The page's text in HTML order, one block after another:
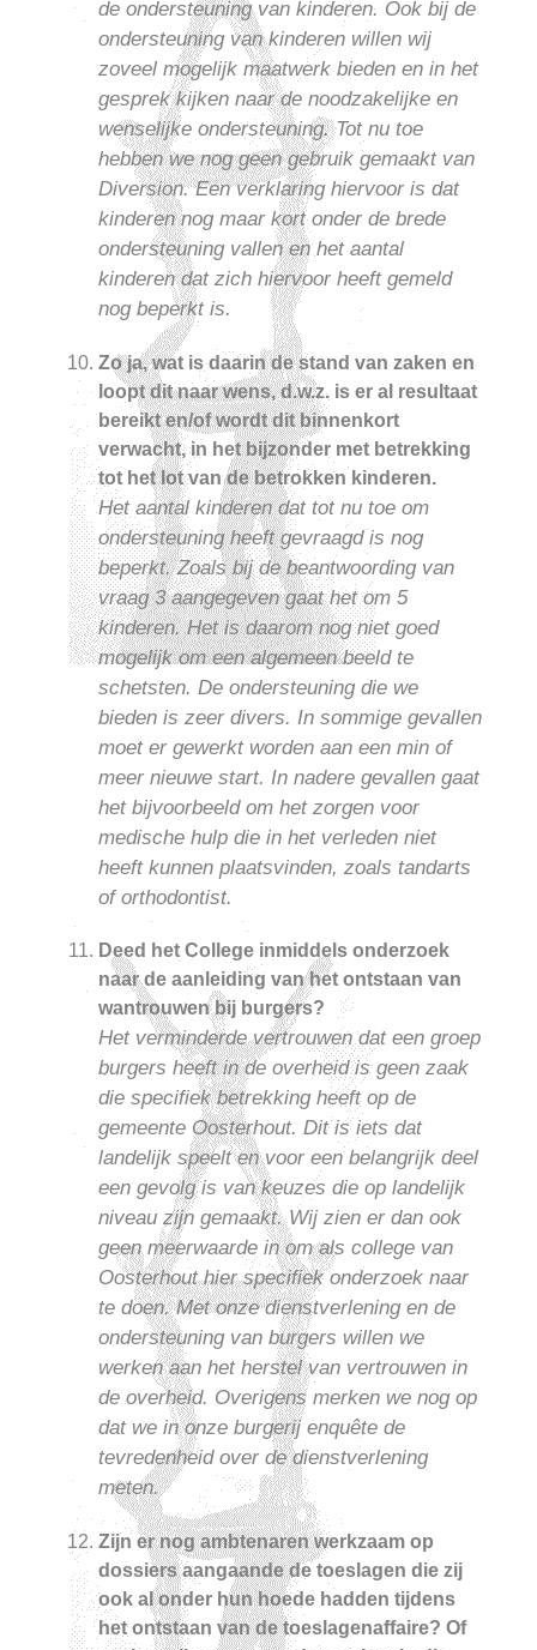
de ondersteuning van kinderen. Ook bij de
ondersteuning van kinderen willen wij
zoveel mogelijk maatwerk bieden en in het
gesprek kijken naar de noodzakelijke en
wenselijke ondersteuning. Tot nu toe
hebben we nog geen gebruik gemaakt van
Diversion. Een verklaring hiervoor is dat
kinderen nog maar kort onder de brede
ondersteuning vallen en het aantal
kinderen dat zich hiervoor heeft gemeld
nog beperkt is.
Zo ja, wat is daarin de stand van zaken en
loopt dit naar wens, d.w.z. is er al resultaat
bereikt en/of wordt dit binnenkort
verwacht, in het bijzonder met betrekking
tot het lot van de betrokken kinderen.
Het aantal kinderen dat tot nu toe om
ondersteuning heeft gevraagd is nog
beperkt. Zoals bij de beantwoording van
vraag 3 aangegeven gaat het om 5
kinderen. Het is daarom nog niet goed
mogelijk om een algemeen beeld te
schetsten. De ondersteuning die we
bieden is zeer divers. In sommige gevallen
moet er gewerkt worden aan een min of
meer nieuwe start. In nadere gevallen gaat
het bijvoorbeeld om het zorgen voor
medische hulp die in het verleden niet
heeft kunnen plaatsvinden, zoals tandarts
of orthodontist.
Deed het College inmiddels onderzoek
naar de aanleiding van het ontstaan van
wantrouwen bij burgers?
Het verminderde vertrouwen dat een groep
burgers heeft in de overheid is geen zaak
die specifiek betrekking heeft op de
gemeente Oosterhout. Dit is iets dat
landelijk speelt en voor een belangrijk deel
een gevolg is van keuzes die op landelijk
niveau zijn gemaakt. Wij zien er dan ook
geen meerwaarde in om als college van
Oosterhout hier specifiek onderzoek naar
te doen. Met onze dienstverlening en de
ondersteuning van burgers willen we
werken aan het herstel van vertrouwen in
de overheid. Overigens merken we nog op
dat we in onze burgerij enquête de
tevredenheid over de dienstverlening
meten.
Zijn er nog ambtenaren werkzaam op
dossiers aangaande de toeslagen die zij
ook al onder hun hoede hadden tijdens
het ontstaan van de toeslagenaffaire? Of